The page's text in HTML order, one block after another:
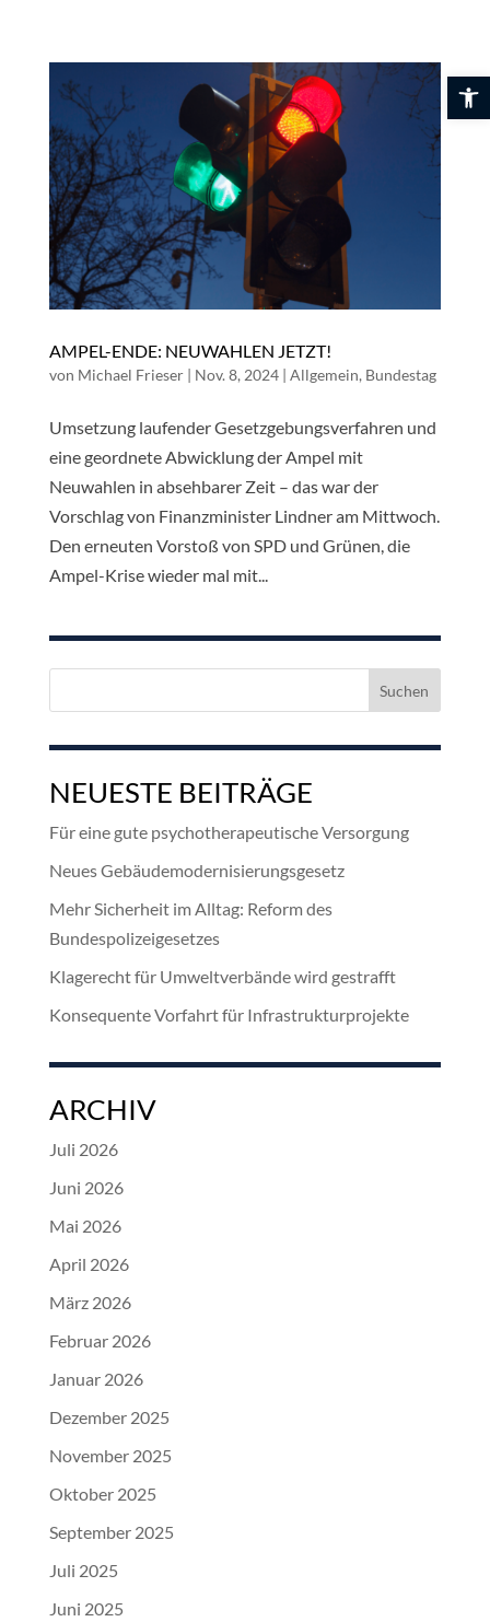
AMPEL-ENDE: NEUWAHLEN JETZT!
von Michael Frieser| Nov. 8, 2024| Allgemein, Bundestag
Umsetzung laufender Gesetzgebungsverfahren und
eine geordnete Abwicklung der Ampel mit
Neuwahlen in absehbarer Zeit – das war der
Vorschlag von Finanzminister Lindner am Mittwoch.
Den erneuten Vorstoß von SPD und Grünen, die
Ampel-Krise wieder mal mit...
NEUESTE BEITRÄGE
Für eine gute psychotherapeutische Versorgung
Neues Gebäudemodernisierungsgesetz
Mehr Sicherheit im Alltag: Reform des
Bundespolizeigesetzes
Klagerecht für Umweltverbände wird gestrafft
Konsequente Vorfahrt für Infrastrukturprojekte
ARCHIV
Juli 2026
Juni 2026
Mai 2026
April 2026
März 2026
Februar 2026
Januar 2026
Dezember 2025
November 2025
Oktober 2025
September 2025
Juli 2025
Juni 2025